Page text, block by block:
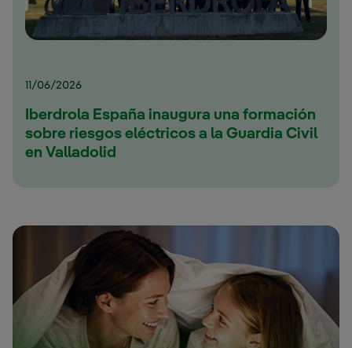
11/06/2026
Iberdrola España inaugura una formación
sobre riesgos eléctricos a la Guardia Civil
en Valladolid